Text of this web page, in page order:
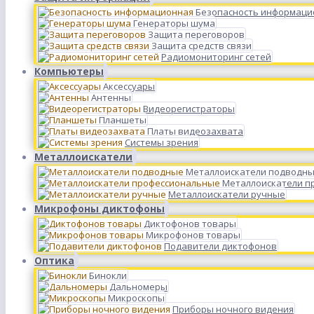
Безопасность
Генераторы шума
Защита переговоров
Защита средств связи
Радиомониторинг сетей
Компьютеры
Аксессуары
Антенны
Видеорегистраторы
Планшеты
Платы видеозахвата
Системы зрения
Металлоискатели
Металлоискатели
Металлоискатели
Металлоискатели ручные
Микрофоны диктофоны
Диктофонов товары
Микрофонов товары
Подавители диктофонов
Оптика
Бинокли
Дальномеры
Микроскопы
Приборы ночного видения